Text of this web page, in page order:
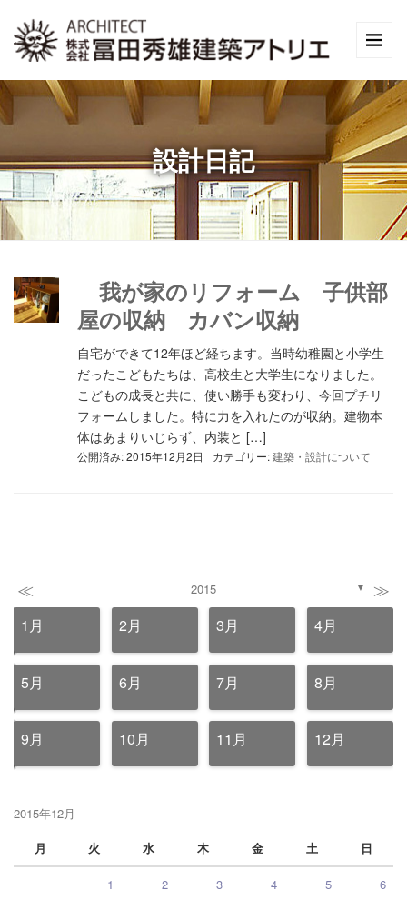
設計日記
我が家のリフォーム 子供部
屋の収納 カバン収納
自宅ができて12年ほど経ちます。当時幼稚園と小学生
だったこどもたちは、高校生と大学生になりました。
こどもの成長と共に、使い勝手も変わり、今回プチリ
フォームしました。特に力を入れたのが収納。建物本
体はあまりいじらず、内装と […]
公開済み: 2015年12月2日 カテゴリー:建築・設計について
≪ 2015 ▼ ≫
1月 2月 3月 4月
5月 6月 7月 8月
9月 10月 11月 12月
2015年12月
月
火 水 木 金 土 日
1 2 3 4 5 6